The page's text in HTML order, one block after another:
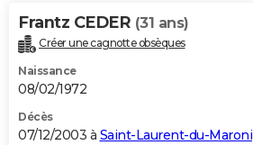
Frantz CEDER (31 ans)
Créer une cagnotte obsèques
Naissance
08/02/1972
Décès
07/12/2003 à Saint-Laurent-du-Maroni